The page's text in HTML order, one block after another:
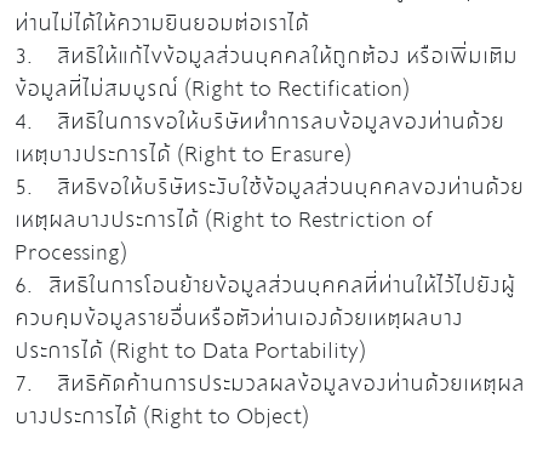
ท่านไม่ได้ให้ความยินยอมต่อเราได้
3. สิทธิให้แก้ไขข้อมูลส่วนบุคคลให้ถูกต้อง หรือเพิ่มเติม
ข้อมูลที่ไม่สมบูรณ์ (Right to Rectification)
4. สิทธิในการขอให้บริษัททำการลบข้อมูลของท่านด้วย
เหตุบางประการได้ (Right to Erasure)
5. สิทธิขอให้บริษัทระงับใช้ข้อมูลส่วนบุคคลของท่านด้วย
เหตุผลบางประการได้ (Right to Restriction of
Processing)
6. สิทธิในการโอนย้ายข้อมูลส่วนบุคคลที่ท่านให้ไว้ไปยังผู้
ควบคุมข้อมูลรายอื่นหรือตัวท่านเองด้วยเหตุผลบาง
ประการได้ (Right to Data Portability)
7. สิทธิคัดค้านการประมวลผลข้อมูลของท่านด้วยเหตุผล
บางประการได้ (Right to Object)